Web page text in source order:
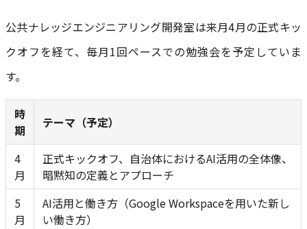
公共ナレッジエンジニアリング開発室は来月4月の正式キッ
クオフを経て、毎月1回ペースでの勉強会を予定していま
す。
時
期
テーマ（予定）
4
月
正式キックオフ、自治体におけるAI活用の全体像、
暗黙知の定義とアプローチ
5
月
AI活用と働き方（Google Workspaceを用いた新し
い働き方）